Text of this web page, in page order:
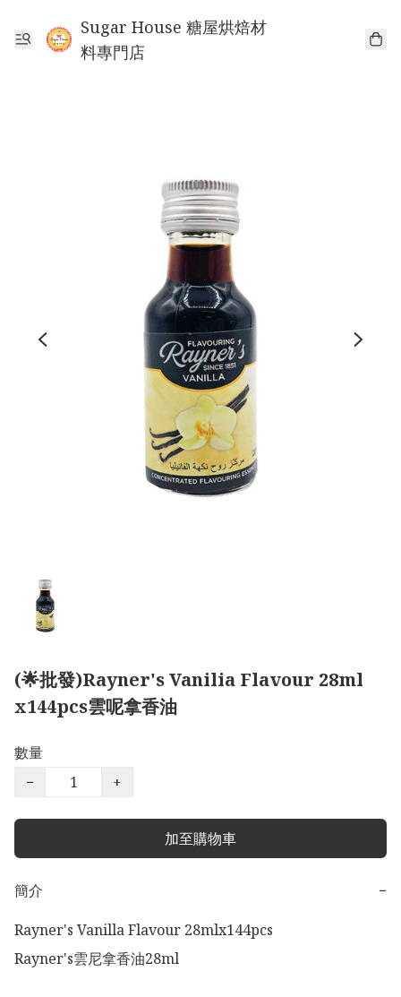
Sugar House 糖屋烘焙材
料專門店
(🌟批發)Rayner's Vanilia Flavour 28ml
x144pcs雲呢拿香油
數量
−
+
加至購物車
簡介
−
Rayner's Vanilla Flavour 28mlx144pcs
Rayner's雲尼拿香油28ml